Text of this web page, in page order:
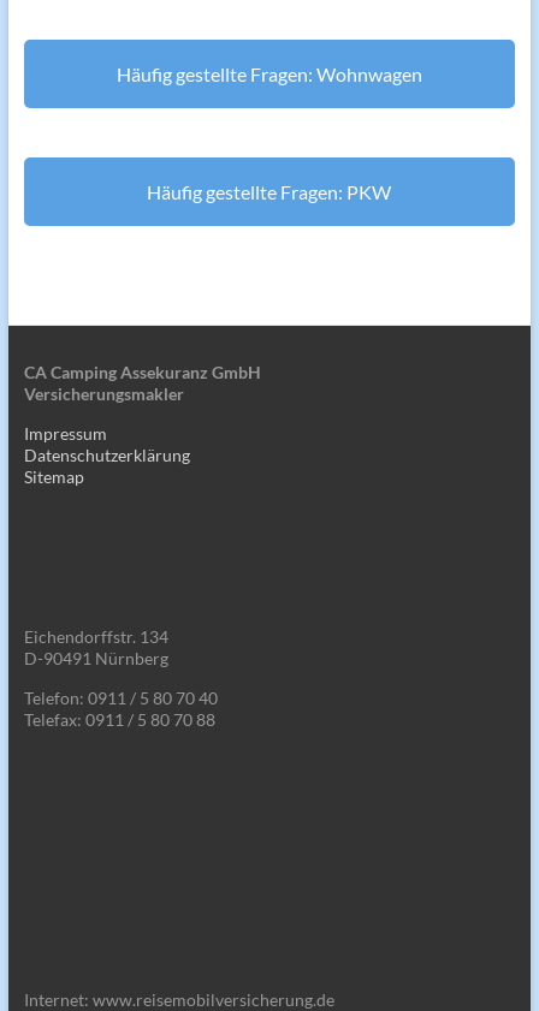
Häufig gestellte Fragen: Wohnwagen
Häufig gestellte Fragen: PKW
CA Camping Assekuranz GmbH
Versicherungsmakler
Impressum
Datenschutzerklärung
Sitemap
Eichendorffstr. 134
D-90491 Nürnberg
Telefon: 0911 / 5 80 70 40
Telefax: 0911 / 5 80 70 88
Internet: www.reisemobilversicherung.de